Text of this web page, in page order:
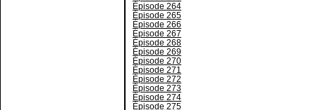
Épisode 264
Épisode 265
Épisode 266
Épisode 267
Épisode 268
Épisode 269
Épisode 270
Épisode 271
Épisode 272
Épisode 273
Épisode 274
Épisode 275